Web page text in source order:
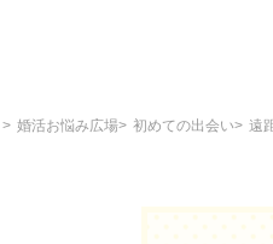
婚活お悩み広場 初めての出会い 遠